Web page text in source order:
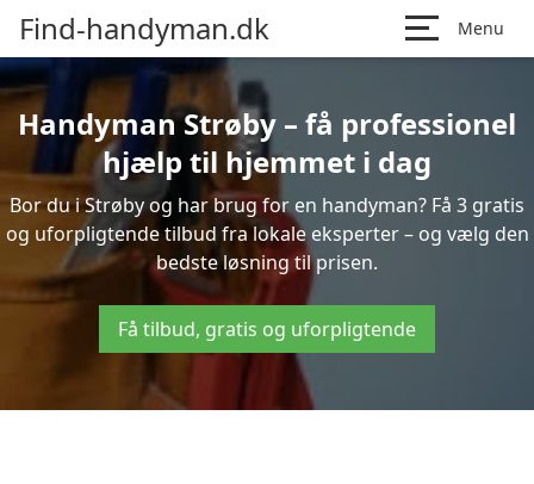
Find-handyman.dk Menu
Handyman Strøby – få professionel
hjælp til hjemmet i dag
Bor du i Strøby og har brug for en handyman? Få 3 gratis
og uforpligtende tilbud fra lokale eksperter – og vælg den
bedste løsning til prisen.
Få tilbud, gratis og uforpligtende